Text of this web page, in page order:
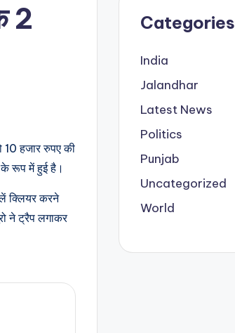
2
10 हजार रुपए की
के रूप में हुई है।
क्लियर करने
ने ट्रैप लगाकर
Categories
India
Jalandhar
Latest News
Politics
Punjab
Uncategorized
World